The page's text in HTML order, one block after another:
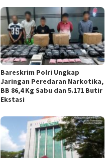
Bareskrim Polri Ungkap
Jaringan Peredaran Narkotika,
BB 86,4 Kg Sabu dan 5.171 Butir
Ekstasi